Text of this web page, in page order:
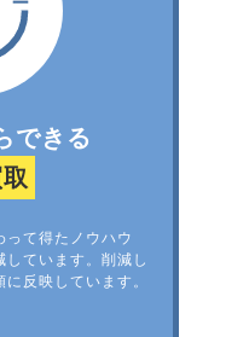
できる
って得たノウハウ
ています。削減し
反映しています。